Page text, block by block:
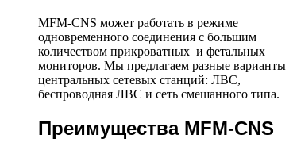
MFM-CNS может работать в режиме
одновременного соединения с большим
количеством прикроватных и фетальных
мониторов. Мы предлагаем разные варианты
центральных сетевых станций: ЛВС,
беспроводная ЛВС и сеть смешанного типа.
Преимущества MFM-CNS